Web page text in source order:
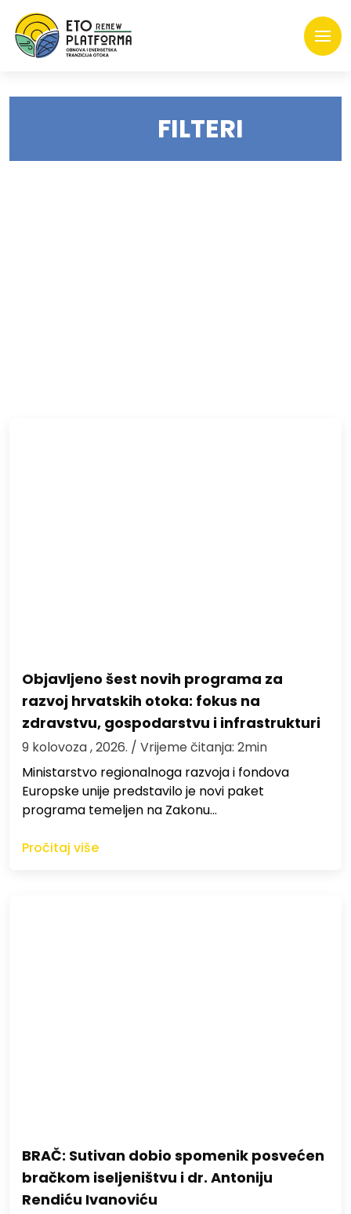
FILTERI
Objavljeno šest novih programa za
razvoj hrvatskih otoka: fokus na
zdravstvu, gospodarstvu i infrastrukturi
9 kolovoza , 2026. / Vrijeme čitanja: 2min
Ministarstvo regionalnoga razvoja i fondova
Europske unije predstavilo je novi paket
programa temeljen na Zakonu…
Pročitaj više
BRAČ: Sutivan dobio spomenik posvećen
bračkom iseljeništvu i dr. Antoniju
Rendiću Ivanoviću